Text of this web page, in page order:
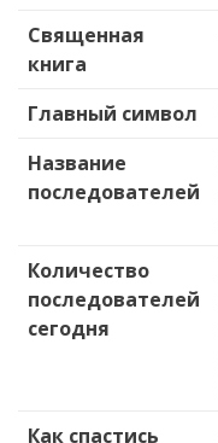
Священная
книга
Главный символ
Название
последователей
Количество
последователей
сегодня
Как спастись